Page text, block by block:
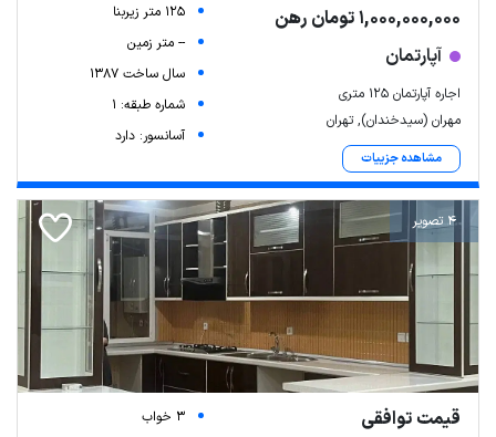
1,000,000,000 تومان رهن
آپارتمان
اجاره آپارتمان 125 متری
مهران (سیدخندان), تهران
مشاهده جزییات
125 متر زیربنا
-- متر زمین
سال ساخت 1387
شماره طبقه: 1
آسانسور: دارد
4 تصویر
قیمت توافقی
3 خواب